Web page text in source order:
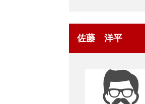
佐藤 洋平